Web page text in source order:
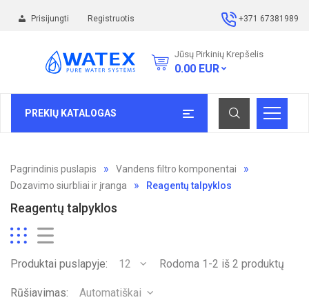
Prisijungti Registruotis +371 67381989
Jūsų Pirkinių Krepšelis
0.00 EUR
PREKIŲ KATALOGAS
Pagrindinis puslapis
Vandens filtro komponentai
Dozavimo siurbliai ir įranga
Reagentų talpyklos
Reagentų talpyklos
Produktai puslapyje: 12 Rodoma 1-2 iš 2 produktų
Rūšiavimas: Automatiškai